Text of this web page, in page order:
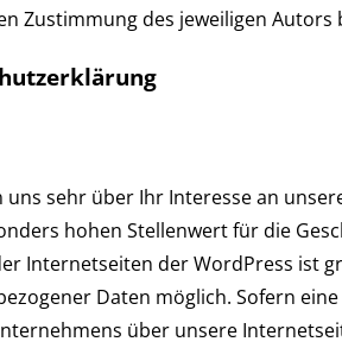
Zustimmung des jeweiligen Autors
uns sehr über Ihr Interesse an
hohen Stellenwert für die
Internetseiten der WordPress ist
Daten möglich. Sofern
über unsere